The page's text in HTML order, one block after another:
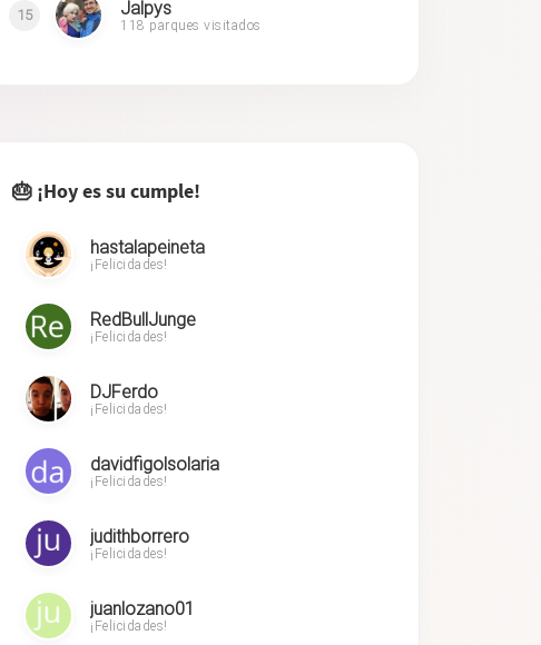
15 Jalpys
118 parques visitados
🎂 ¡Hoy es su cumple!
hastalapeineta
¡Felicidades!
RedBullJunge
¡Felicidades!
DJFerdo
¡Felicidades!
davidfigolsolaria
¡Felicidades!
judithborrero
¡Felicidades!
juanlozano01
¡Felicidades!